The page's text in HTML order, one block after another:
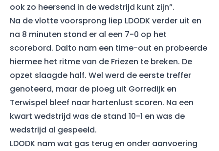
ook zo heersend in de wedstrijd kunt zijn”.
Na de vlotte voorsprong liep LDODK verder uit en
na 8 minuten stond er al een 7-0 op het
scorebord. Dalto nam een time-out en probeerde
hiermee het ritme van de Friezen te breken. De
opzet slaagde half. Wel werd de eerste treffer
genoteerd, maar de ploeg uit Gorredijk en
Terwispel bleef naar hartenlust scoren. Na een
kwart wedstrijd was de stand 10-1 en was de
wedstrijd al gespeeld.
LDODK nam wat gas terug en onder aanvoering